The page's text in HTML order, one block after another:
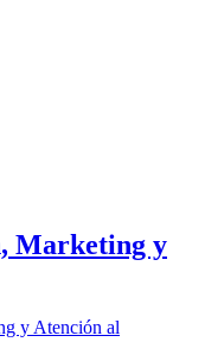
Marketing y
y Atención al